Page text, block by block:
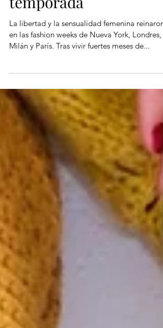
seguir la próxima
temporada
en las fashion weeks de Nueva York, Londres,